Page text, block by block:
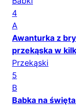
4
A
Awanturka z
przekąska w
Przekąski
5
B
Babka na